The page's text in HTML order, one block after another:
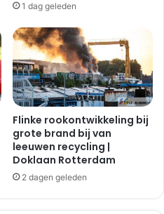
1 dag geleden
Flinke rookontwikkeling bij
grote brand bij van
leeuwen recycling |
Doklaan Rotterdam
2 dagen geleden